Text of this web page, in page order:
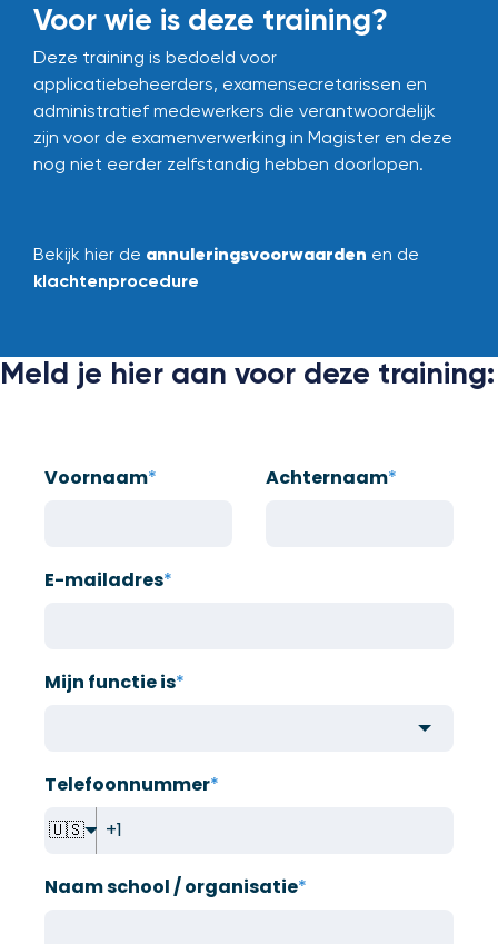
Voor wie is deze training?
Deze training is bedoeld voor
applicatiebeheerders, examensecretarissen en
administratief medewerkers die verantwoordelijk
zijn voor de examenverwerking in Magister en deze
nog niet eerder zelfstandig hebben doorlopen.
Bekijk hier de annuleringsvoorwaarden en de
klachtenprocedure
Meld je hier aan voor deze training:
Voornaam* Achternaam*
E-mailadres*
Mijn functie is*
Telefoonnummer*
🇺🇸
Naam school / organisatie*